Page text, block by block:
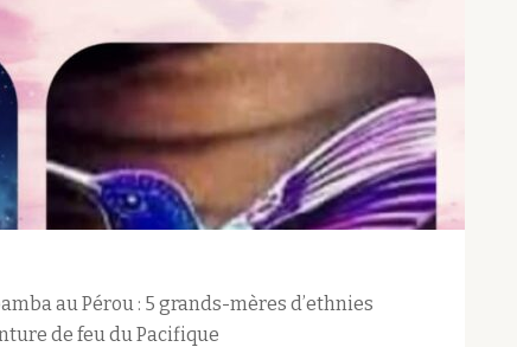
au Pérou : 5 grands-mères d’ethnies
de feu du Pacifique